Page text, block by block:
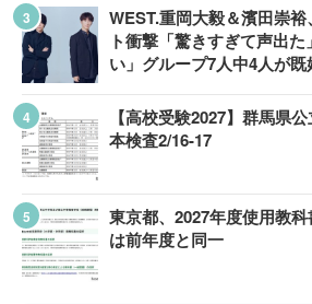
WEST.重岡大毅＆濱田崇
ト衝撃「驚きすぎて声出
い」グループ7人中4人が既
【高校受験2027】群馬県
本検査2/16-17
東京都、2027年度使用教
は前年度と同一